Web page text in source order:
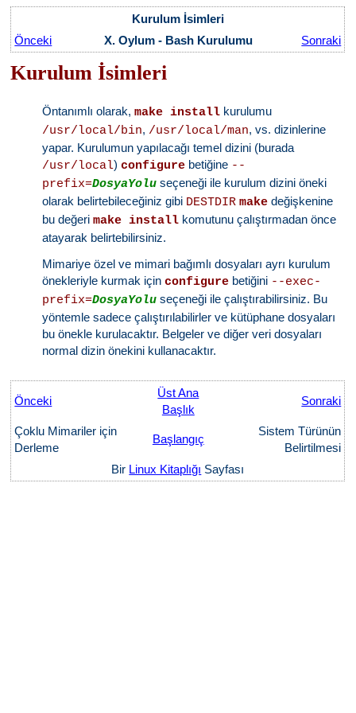
Kurulum İsimleri
Önceki
X. Oylum - Bash Kurulumu Sonraki
Kurulum İsimleri
Öntanımlı olarak,make install kurulumu
/usr/local/bin, /usr/local/man, vs. dizinlerine
yapar. Kurulumun yapılacağı temel dizini (burada
/usr/local)configure betiğine --
prefix=DosyaYolu seçeneği ile kurulum dizini öneki
olarak belirtebileceğiniz gibi DESTDIR make değişkenine
bu değerimake install komutunu çalıştırmadan önce
atayarak belirtebilirsiniz.
Mimariye özel ve mimari bağımlı dosyaları ayrı kurulum
önekleriyle kurmak içinconfigure betiğini --exec-
prefix=DosyaYolu seçeneği ile çalıştırabilirsiniz. Bu
yöntemle sadece çalıştırılabilirler ve kütüphane dosyaları
bu önekle kurulacaktır. Belgeler ve diğer veri dosyaları
normal dizin önekini kullanacaktır.
Önceki
Üst Ana
Başlık
Sonraki
Çoklu Mimariler için
Derleme
Başlangıç
Sistem Türünün
Belirtilmesi
Bir Linux Kitaplığı Sayfası